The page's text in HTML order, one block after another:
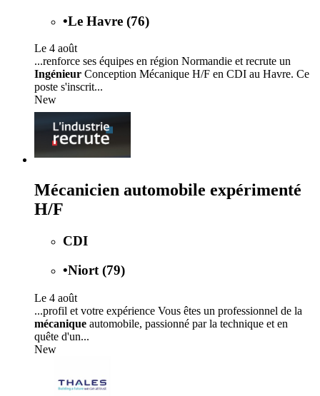
•Le Havre (76)
Le 4 août
...renforce ses équipes en région Normandie et recrute un
Ingénieur Conception Mécanique H/F en CDI au Havre. Ce
poste s'inscrit...
New
Mécanicien automobile expérimenté
H/F
CDI
•Niort (79)
Le 4 août
...profil et votre expérience Vous êtes un professionnel de la
mécanique automobile, passionné par la technique et en
quête d'un...
New